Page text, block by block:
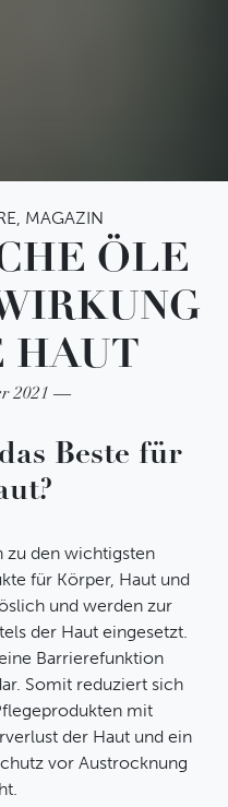
, MAGAZIN
ÖLE
HAUT
2021
Beste für
zu den wichtigsten
für Körper, Haut und
und werden zur
der Haut eingesetzt.
Barrierefunktion
Somit reduziert sich
mit
der Haut und ein
vor Austrocknung